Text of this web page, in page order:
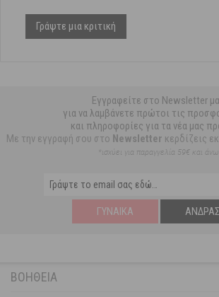
Γράψτε μια κριτική
Εγγραφείτε στο Newsletter
για να λαμβάνετε πρώτοι τις
και πληροφορίες για τα νέα μας
Με την εγγραφή σου στο Newsletter κερδίζεις
*ισχύει για παραγγελία 59€ και άνω
ΓΥΝΑΊΚΑ ΆΝΔΡΑΣ
ΒΟΉΘΕΙΑ